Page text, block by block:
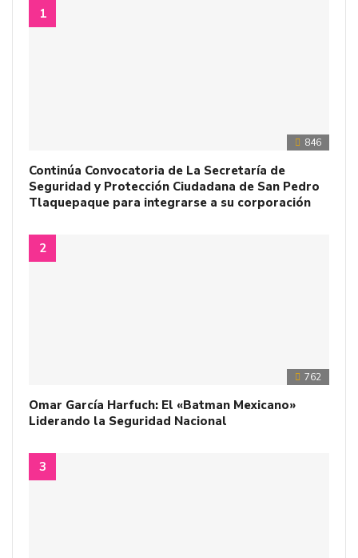
846
Continúa Convocatoria de La Secretaría de
Seguridad y Protección Ciudadana de San Pedro
Tlaquepaque para integrarse a su corporación
762
Omar García Harfuch: El «Batman Mexicano»
Liderando la Seguridad Nacional